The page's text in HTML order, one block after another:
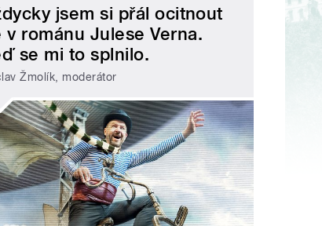
jsem si přál ocitnout
v románu Julese Verna.
se mi to splnilo.
Žmolík, moderátor